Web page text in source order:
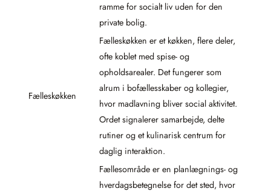
ramme for socialt liv uden for den
private bolig.
Fælleskøkken
Fælleskøkken er et køkken, flere deler,
ofte koblet med spise- og
opholdsarealer. Det fungerer som
alrum i bofællesskaber og kollegier,
hvor madlavning bliver social aktivitet.
Ordet signalerer samarbejde, delte
rutiner og et kulinarisk centrum for
daglig interaktion.
Fællesområde er en planlægnings- og
hverdagsbetegnelse for det sted, hvor